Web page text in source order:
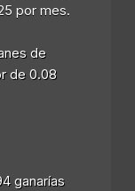
por mes.
de
de 0.08
ganarías